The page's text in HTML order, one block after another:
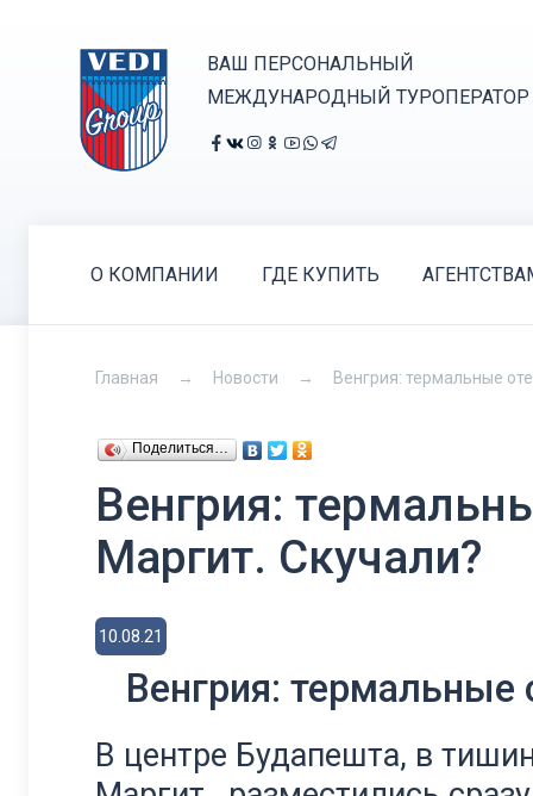
ВАШ ПЕРСОНАЛЬНЫЙ
МЕЖДУНАРОДНЫЙ ТУРОПЕРАТОР
О КОМПАНИИ ГДЕ КУПИТЬ
Главная Новости Венгрия: термальные
Поделиться…
Венгрия:
Маргит. Скучали?
10.08.21
Венгрия: термальные
В центре Будапешта, в